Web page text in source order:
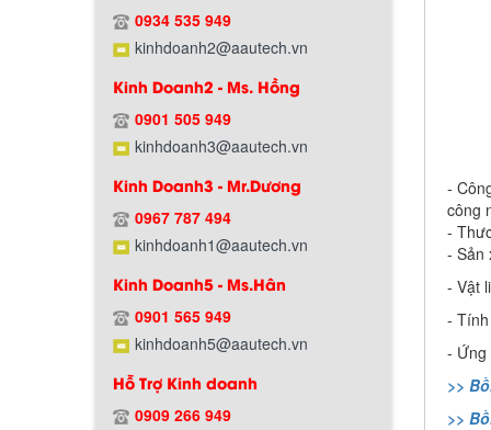
0934 535 949
kinhdoanh2@aautech.vn
Kinh Doanh2 - Ms. Hồng
0901 505 949
kinhdoanh3@aautech.vn
Kinh Doanh3 - Mr.Dương
0967 787 494
kinhdoanh1@aautech.vn
Kinh Doanh5 - Ms.Hân
0901 565 949
kinhdoanh5@aautech.vn
Hỗ Trợ Kinh doanh
0909 266 949
Chính sách giao hàng
Hướng dẫn thanh toán mua hàng
-
công
-
- Sản
- Vật
-
- Ứng
>>
>>